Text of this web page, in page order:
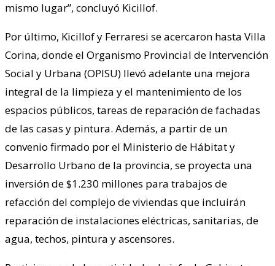
mismo lugar”, concluyó Kicillof.
Por último, Kicillof y Ferraresi se acercaron hasta Villa
Corina, donde el Organismo Provincial de Intervención
Social y Urbana (OPISU) llevó adelante una mejora
integral de la limpieza y el mantenimiento de los
espacios públicos, tareas de reparación de fachadas
de las casas y pintura. Además, a partir de un
convenio firmado por el Ministerio de Hábitat y
Desarrollo Urbano de la provincia, se proyecta una
inversión de $1.230 millones para trabajos de
refacción del complejo de viviendas que incluirán
reparación de instalaciones eléctricas, sanitarias, de
agua, techos, pintura y ascensores.